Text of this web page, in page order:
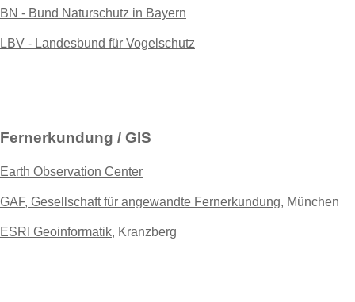
BN - Bund Naturschutz in Bayern
LBV - Landesbund für Vogelschutz
Fernerkundung / GIS
Earth Observation Center
GAF, Gesellschaft für angewandte Fernerkundung, München
ESRI Geoinformatik, Kranzberg